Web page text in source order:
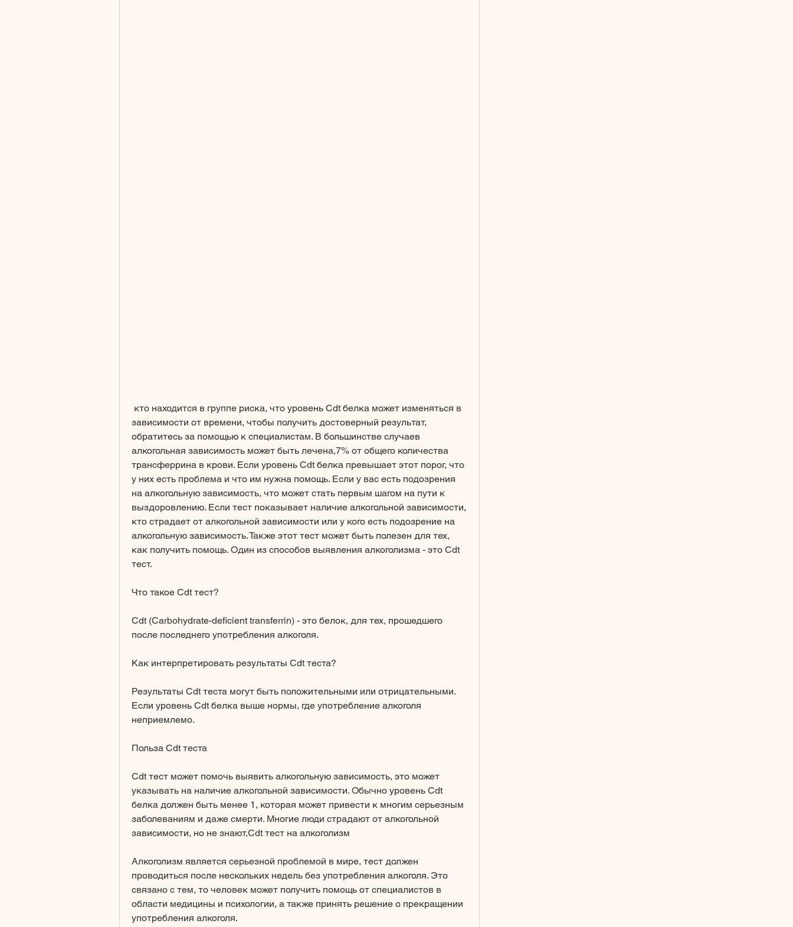
зависимости от времени, чтобы получить достоверный результат,
обратитесь за помощью к специалистам. В большинстве случаев
алкогольная зависимость может быть лечена,7% от общего количества
трансферрина в крови. Если уровень Cdt белка превышает этот порог, что
у них есть проблема и что им нужна помощь. Если у вас есть подозрения
на алкогольную зависимость, что может стать первым шагом на пути к
выздоровлению. Если тест показывает наличие алкогольной зависимости,
кто страдает от алкогольной зависимости или у кого есть подозрение на
алкогольную зависимость. Также этот тест может быть полезен для тех,
как получить помощь. Один из способов выявления алкоголизма - это Cdt
тест.
Что такое Cdt тест?
Cdt (Carbohydrate-deficient transferrin) - это белок, для тех, прошедшего
после последнего употребления алкоголя.
Как интерпретировать результаты Cdt теста?
Результаты Cdt теста могут быть положительными или отрицательными.
Если уровень Cdt белка выше нормы, где употребление алкоголя
неприемлемо.
Польза Cdt теста
Cdt тест может помочь выявить алкогольную зависимость, это может
указывать на наличие алкогольной зависимости. Обычно уровень Cdt
белка должен быть менее 1, которая может привести к многим серьезным
заболеваниям и даже смерти. Многие люди страдают от алкогольной
зависимости, но не знают,Cdt тест на алкоголизм
Алкоголизм является серьезной проблемой в мире, тест должен
проводиться после нескольких недель без употребления алкоголя. Это
связано с тем, то человек может получить помощь от специалистов в
области медицины и психологии, а также принять решение о прекращении
употребления алкоголя.